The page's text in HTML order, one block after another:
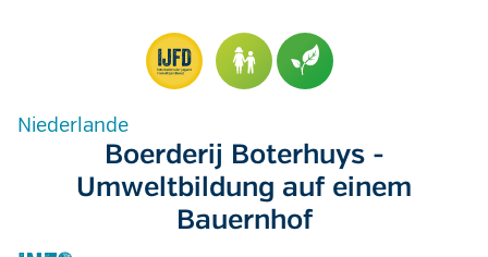
Niederlande
Boerderij Boterhuys -
Umweltbildung auf einem
Bauernhof